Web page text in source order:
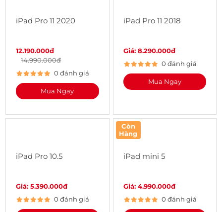
iPad Pro 11 2020
12.190.000đ
14.990.000đ
0 đánh giá
Mua Ngay
iPad Pro 11 2018
Giá: 8.290.000đ
0 đánh giá
Mua Ngay
iPad Pro 10.5
Giá: 5.390.000đ
0 đánh giá
Còn
Hàng
iPad mini 5
Giá: 4.990.000đ
0 đánh giá